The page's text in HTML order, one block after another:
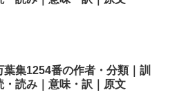
葉集1254番の作者・分類｜訓
・読み｜意味・訳｜原文